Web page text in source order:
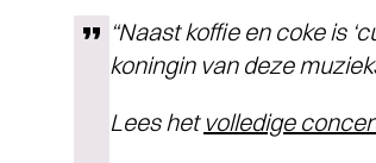
“Naast koffie en coke is
koningin van deze
Lees het volledige